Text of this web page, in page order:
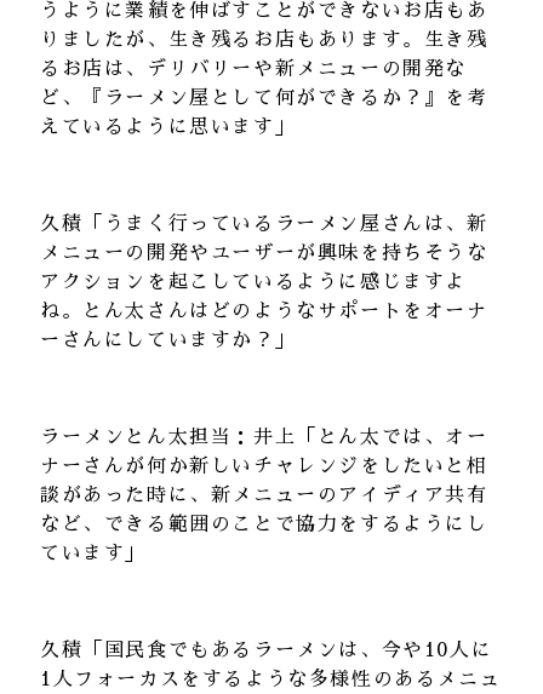
うように業績を伸ばすことができないお店もあ
りましたが、生き残るお店もあります。生き残
るお店は、デリバリーや新メニューの開発な
ど、『ラーメン屋として何ができるか？』を考
えているように思います」
久積「うまく行っているラーメン屋さんは、新
メニューの開発やユーザーが興味を持ちそうな
アクションを起こしているように感じますよ
ね。とん太さんはどのようなサポートをオーナ
ーさんにしていますか？」
ラーメンとん太担当：井上「とん太では、オー
ナーさんが何か新しいチャレンジをしたいと相
談があった時に、新メニューのアイディア共有
など、できる範囲のことで協力をするようにし
ています」
久積「国民食でもあるラーメンは、今や10人に
1人フォーカスをするような多様性のあるメニュ